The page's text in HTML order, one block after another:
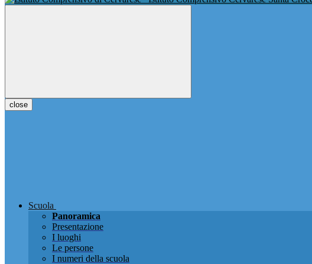
close
Scuola
Panoramica
Presentazione
I luoghi
Le persone
I numeri della scuola